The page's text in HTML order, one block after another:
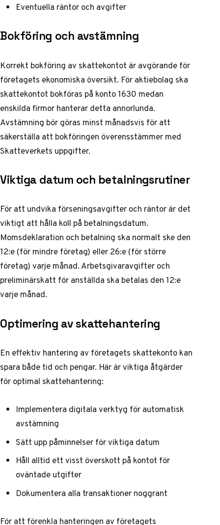
Eventuella räntor och avgifter
Bokföring och avstämning
Korrekt bokföring av skattekontot är avgörande för
företagets ekonomiska översikt. För aktiebolag ska
skattekontot bokföras på konto 1630 medan
enskilda firmor hanterar detta annorlunda.
Avstämning bör göras minst månadsvis för att
säkerställa att bokföringen överensstämmer med
Skatteverkets uppgifter.
Viktiga datum och betalningsrutiner
För att undvika förseningsavgifter och räntor är det
viktigt att hålla koll på betalningsdatum.
Momsdeklaration och betalning ska normalt ske den
12:e (för mindre företag) eller 26:e (för större
företag) varje månad. Arbetsgivaravgifter och
preliminärskatt för anställda ska betalas den 12:e
varje månad.
Optimering av skattehantering
En effektiv hantering av företagets skattekonto kan
spara både tid och pengar. Här är viktiga åtgärder
för optimal skattehantering:
Implementera digitala verktyg för automatisk
avstämning
Sätt upp påminnelser för viktiga datum
Håll alltid ett visst överskott på kontot för
oväntade utgifter
Dokumentera alla transaktioner noggrant
För att förenkla hanteringen av företagets